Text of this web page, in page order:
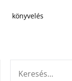
könyvelés